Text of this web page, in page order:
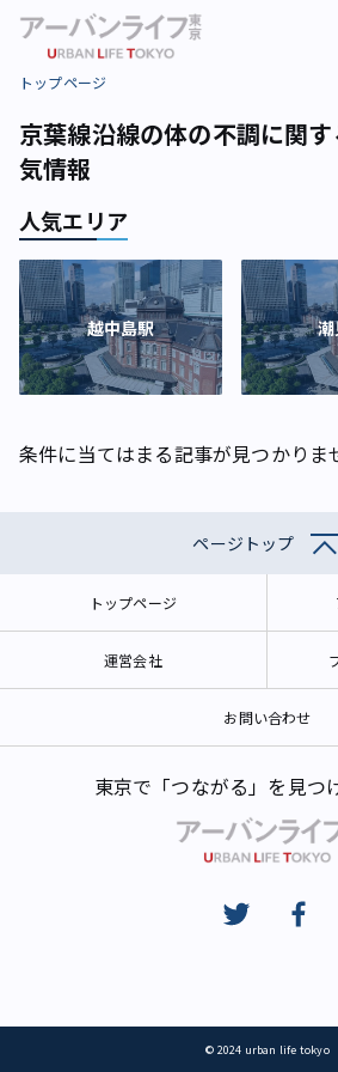
トップページ
京葉線沿線の体の不調に関
気情報
人気エリア
越中島駅
条件に当てはまる記事が見つかりま
ページトップ
トップページ
運営会社
お問い合わせ
東京で「つながる」を見つ
© 2024 urban life tokyo